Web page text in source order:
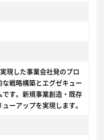
現した事業会社発のプロ
戦略構築とエグゼキュー
す。新規事業創造・既存
ーアップを実現します。